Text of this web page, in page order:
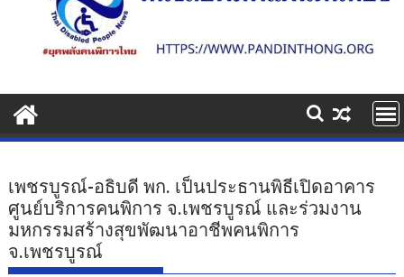
เพชรบูรณ์-อธิบดี พก. เป็นประธานพิธีเปิดอาคาร
ศูนย์บริการคนพิการ จ.เพชรบูรณ์ และร่วมงาน
มหกรรมสร้างสุขพัฒนาอาชีพคนพิการ
จ.เพชรบูรณ์